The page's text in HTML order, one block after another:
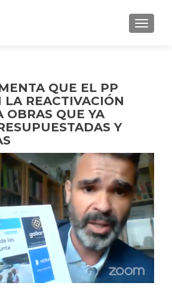
QUE EL PP
LA REACTIVACIÓN
OBRAS QUE YA
Y